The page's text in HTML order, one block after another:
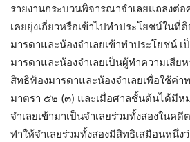
รายงานกระบวนพิจารณาจำเลยแถลงต่
เคยยุ่งเกี่ยวหรือเข้าไปทำประโยชน์ใน
มารดาและน้องจำเลยเข้าทำประโยชน์ เ
มารดาและน้องจำเลยเป็นผู้ทำความเสี
สิทธิฟ้องมารดาและน้องจำเลยเพื่อใช้ค่
มาตรา ๕๒ (๓) และเมื่อศาลชั้นต้นได้มีห
จำเลยเข้ามาเป็นจำเลยร่วมทั้งสองในค
ทำให้จำเลยร่วมทั้งสองมีสิทธิเสมือนหนึ่ง